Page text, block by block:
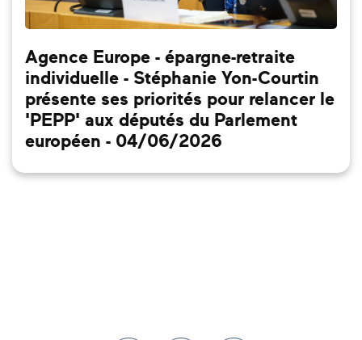
Agence Europe - épargne-retraite
individuelle - Stéphanie Yon-Courtin
présente ses priorités pour relancer le
'PEPP' aux députés du Parlement
européen - 04/06/2026